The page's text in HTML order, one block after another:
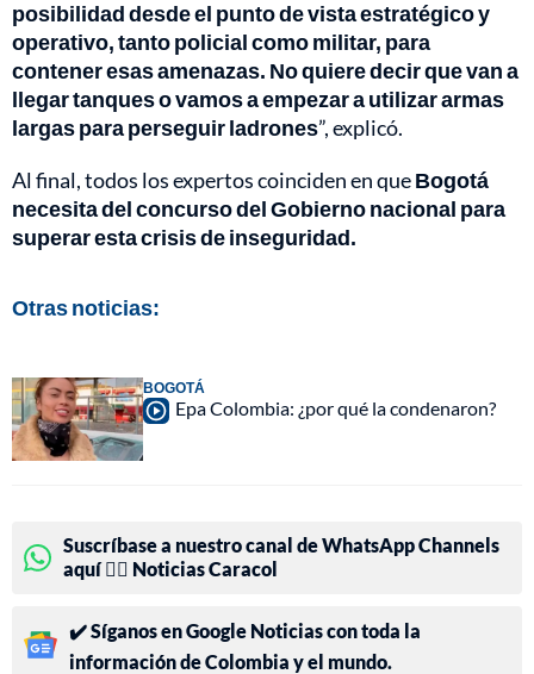
posibilidad desde el punto de vista estratégico y
operativo, tanto policial como militar, para
contener esas amenazas. No quiere decir que van a
llegar tanques o vamos a empezar a utilizar armas
largas para perseguir ladrones”, explicó.
Al final, todos los expertos coinciden en queBogotá
necesita del concurso del Gobierno nacional para
superar esta crisis de inseguridad.
Otras noticias:
BOGOTÁ
Epa Colombia: ¿por qué la condenaron?
Suscríbase a nuestro canal de WhatsApp Channels
aquí 👉🏻 Noticias Caracol
✔️ Síganos en Google Noticias con toda la
información de Colombia y el mundo.